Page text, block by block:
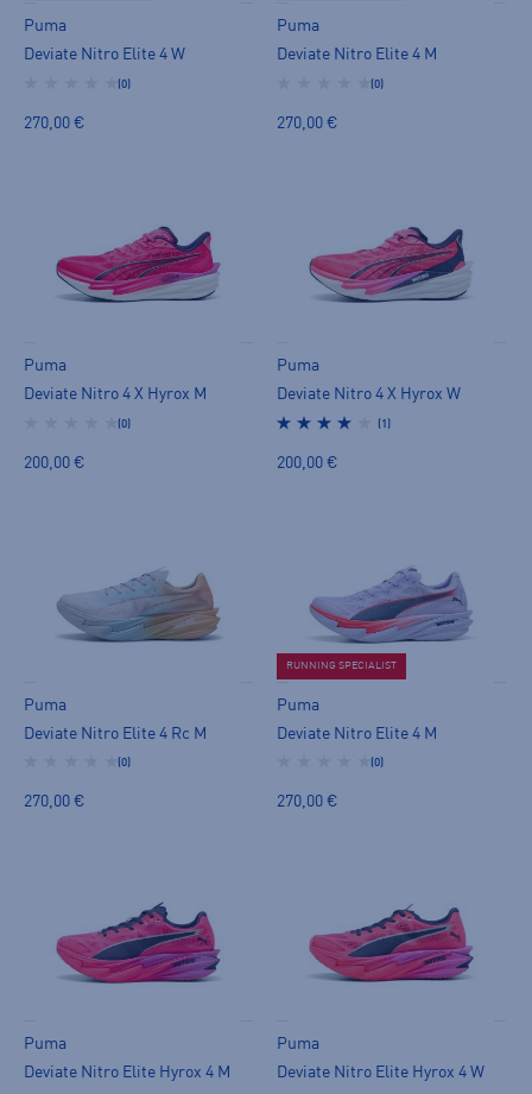
Puma
Deviate Nitro Elite 4 W
(0)
270,00 €
Puma
Deviate Nitro Elite 4 M
(0)
270,00 €
Puma
Deviate Nitro 4 X Hyrox M
(0)
200,00 €
Puma
Deviate Nitro 4 X Hyrox W
(1)
200,00 €
Puma
Deviate Nitro Elite 4 Rc M
(0)
270,00 €
RUNNING SPECIALIST
Puma
Deviate Nitro Elite 4 M
(0)
270,00 €
Puma
Deviate Nitro Elite Hyrox 4 M
Puma
Deviate Nitro Elite Hyrox 4 W